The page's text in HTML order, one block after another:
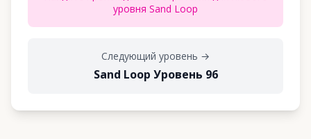
уровня Sand Loop
Следующий уровень →
Sand Loop Уровень 96